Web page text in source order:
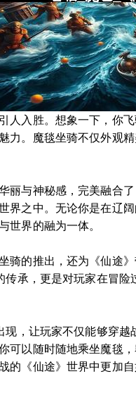
人入胜。想象一下，你
力。魔毯坐骑不仅外观
丽与神秘感，完美融合
界之中。无论你是在辽
世界的融为一体。
骑的推出，还为《仙途
传承，更是对玩家在冒
现，让玩家不仅能够穿
可以随时随地乘坐魔毯
的《仙途》世界中更加自